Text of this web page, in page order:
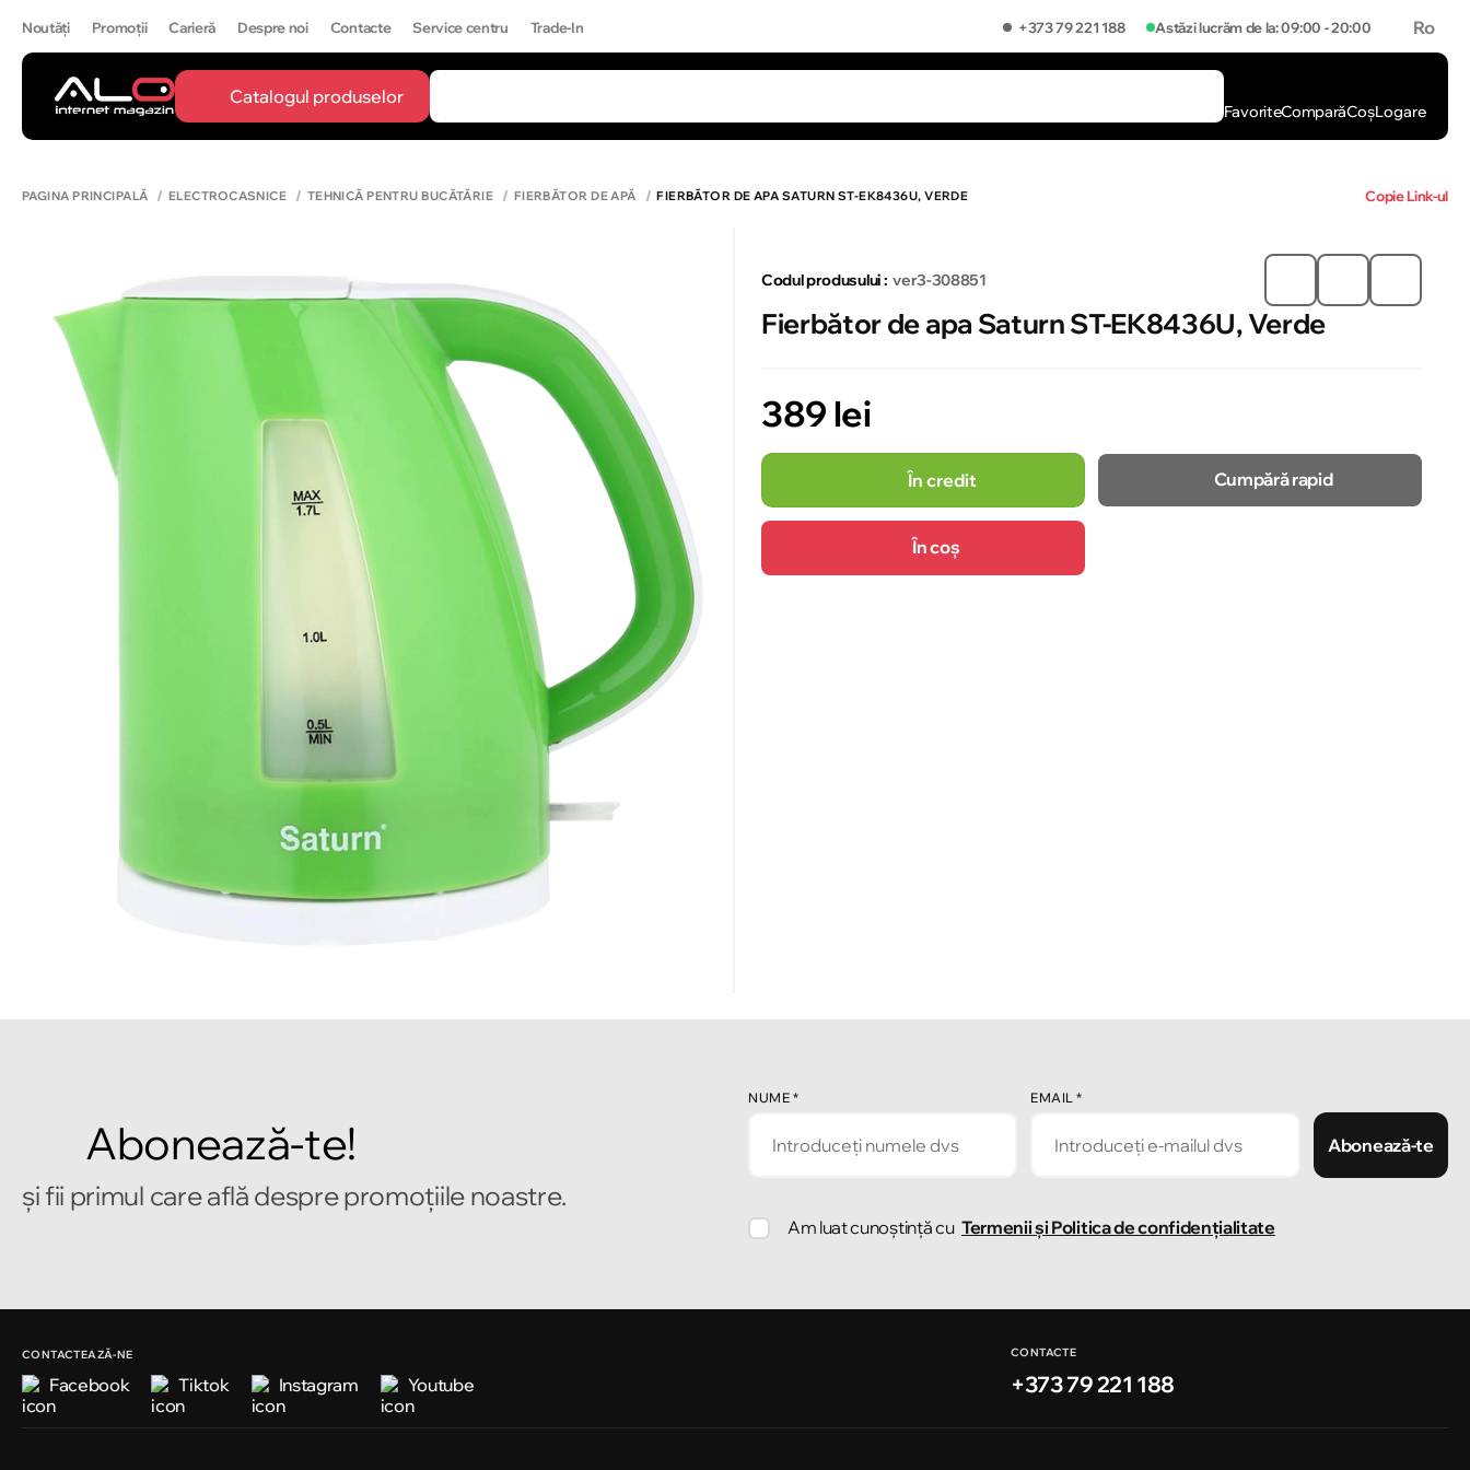
Noutăți Promoții Carieră Despre noi Contacte Service centru Trade-In +373 79 221 188 Astăzi lucrăm de la: 09:00 - 20:00 Ro
Catalogul produselor
FavoriteComparăCoșLogare
PAGINA PRINCIPALĂ ELECTROCASNICE TEHNICĂ PENTRU BUCĂTĂRIE FIERBĂTOR DE APĂ FIERBĂTOR DE APA SATURN ST-EK8436U, VERDE Copie Link-ul
Codul produsului : ver3-308851
Fierbător de apa Saturn ST-EK8436U, Verde
389 lei
În credit Cumpără rapid
În coș
Abonează-te!
și fii primul care află despre promoțiile noastre.
NUME * EMAIL*
Abonează-te
Am luat cunoștință cu Termenii și Politica de confidențialitate
CONTACTEAZĂ-NE
Facebook Tiktok Instagram Youtube
CONTACTE
+373 79 221 188